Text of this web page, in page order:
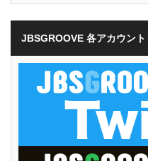
JBSGROOVE 各アカウント